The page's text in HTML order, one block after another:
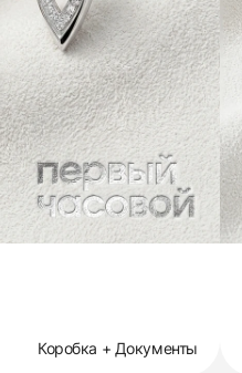
Коробка + Документы